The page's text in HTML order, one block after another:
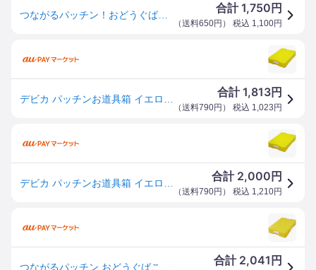
つながるパッチン！おどうぐばこ 手さげ付き | お道具 小学生 小学校 小学生 入学 準備 A4 仕切り板付き 日本製 おすすめ デビカ
合計1,750 円
（送料650円 ） 税込 1,100円
合計1,813円
（送料790円 ） 税込 1,023 円
合計 2,000 円
（送料790円 ） 税込 1,210円
合計 2,041 円